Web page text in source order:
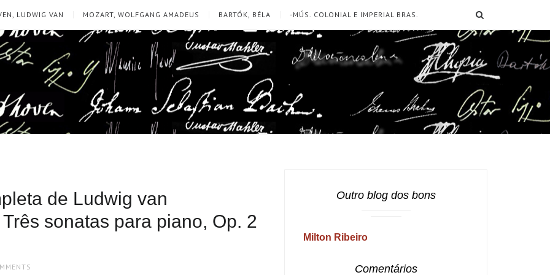
LUDWIG VAN MOZART, WOLFGANG AMADEUS BARTÓK, BÉLA -MÚS. COLONIAL E IMPERIAL BRAS.
de Ludwig van
sonatas para piano, Op. 2
Outro blog dos bons
Milton Ribeiro
Comentários